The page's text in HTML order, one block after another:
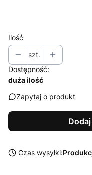
Ilość
szt.
Dostępność:
duża ilość
Zapytaj o produkt
Czas wysyłki: